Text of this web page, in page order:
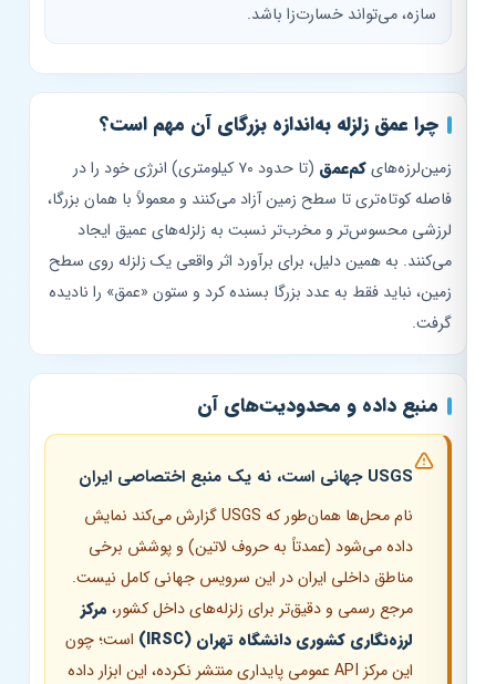
سازه، می‌تواند خسارت‌زا باشد.
چرا عمق زلزله به‌اندازه بزرگای آن مهم است؟
زمین‌لرزه‌هایکم‌عمق
(تا حدود ۷۰ کیلومتری) انرژی خود را در
فاصله کوتاه‌تری تا سطح زمین آزاد می‌کنند و معمولاً با همان بزرگا،
لرزشی محسوس‌تر و مخرب‌تر نسبت به زلزله‌های عمیق ایجاد
می‌کنند. به همین دلیل، برای برآورد اثر واقعی یک زلزله روی سطح
زمین، نباید فقط به عدد بزرگا بسنده کرد و ستون «عمق» را نادیده
گرفت.
منبع داده و محدودیت‌های آن
USGS جهانی است، نه یک منبع اختصاصی ایران
نام محل‌ها همان‌طور که USGS گزارش می‌کند نمایش
داده می‌شود (عمدتاً به حروف لاتین) و پوشش برخی
مناطق داخلی ایران در این سرویس جهانی کامل نیست.
مرجع رسمی و دقیق‌تر برای زلزله‌های داخل کشور،مرکز
لرزه‌نگاری کشوری دانشگاه تهران (IRSC)
است؛ چون
این مرکز API عمومی پایداری منتشر نکرده، این ابزار داده